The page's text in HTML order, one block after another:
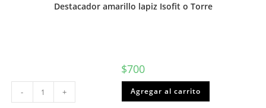
Destacador amarillo lapiz Isofit o Torre
$700
Destacador
amarillo
lapiz
- + Agregar al carrito